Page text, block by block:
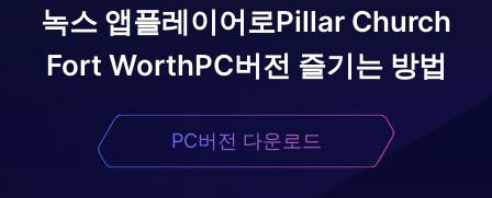
녹스 앱플레이어로Pillar Church
Fort WorthPC버전 즐기는 방법
PC버전 다운로드